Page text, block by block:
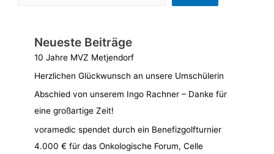
Neueste Beiträge
10 Jahre MVZ Metjendorf
Herzlichen Glückwunsch an unsere Umschülerin
Abschied von unserem Ingo Rachner – Danke für
eine großartige Zeit!
voramedic spendet durch ein Benefizgolfturnier
4.000 € für das Onkologische Forum, Celle